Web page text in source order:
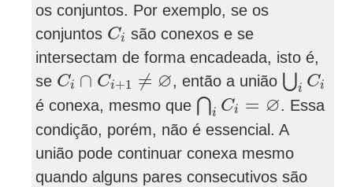
os conjuntos. Por exemplo, se os
conjuntos Ci
Ci são conexos e se
intersectam de forma encadeada, isto é,
se Ci ∩ Ci+1 ≠ ∅
Ci ∩Ci+ ∅ , então a união ⋃i Ci
⋃ Ci
é conexa, mesmo que ⋂i Ci = ∅
⋂ Ci=
. Essa
condição, porém, não é essencial. A
união pode continuar conexa mesmo
quando alguns pares consecutivos são